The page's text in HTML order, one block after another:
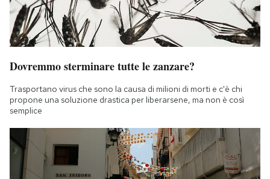
Dovremmo sterminare tutte le zanzare?
Trasportano virus che sono la causa di milioni di morti e c'è chi
propone una soluzione drastica per liberarsene, ma non è così
semplice